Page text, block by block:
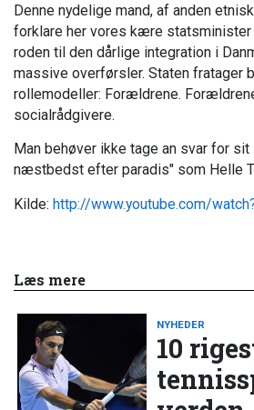
Denne nydelige mand, af anden
forklare her vores kære statsminister
roden til den dårlige integration i
massive overførsler. Staten fratager
rollemodeller: Forældrene.
socialrådgivere.
Man behøver ikke tage an svar for
næstbedst efter paradis" som Helle
Kilde: http://www.youtube.com/
Læs mere
NYHEDER
10